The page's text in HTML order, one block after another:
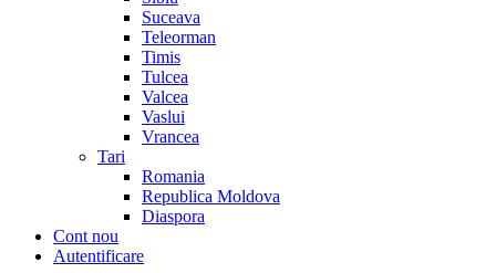
Suceava
Teleorman
Timis
Tulcea
Valcea
Vaslui
Vrancea
Tari
Romania
Republica Moldova
Diaspora
Cont nou
Autentificare